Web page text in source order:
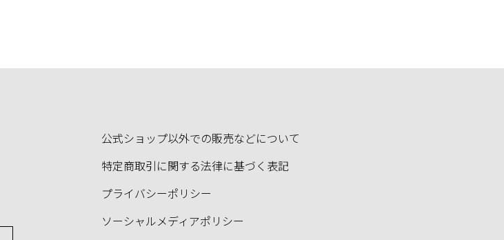
公式ショップ以外での販売などについて
特定商取引に関する法律に基づく表記
プライバシーポリシー
ソーシャルメディアポリシー